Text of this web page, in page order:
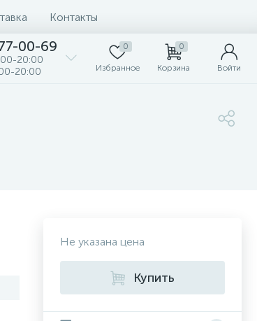
Контакты
00-69
20:00
20:00
0
Избранное
0
Корзина Войти
Не указана цена
Купить